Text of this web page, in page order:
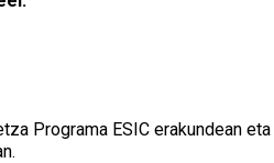
Programa ESIC erakundean